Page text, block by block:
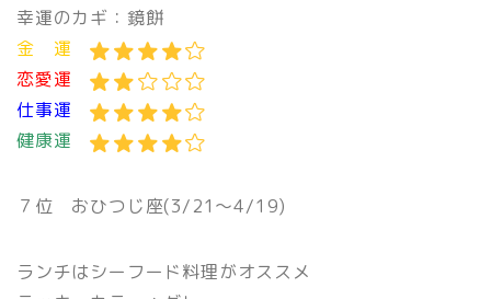
幸運のカギ：鏡餅
金 運
恋愛運
仕事運
健康運
７位 おひつじ座(3/21〜4/19)
ランチはシーフード料理がオススメ